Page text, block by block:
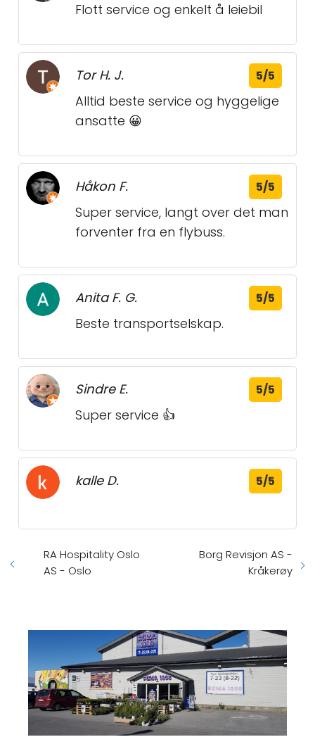
Flott service og enkelt å leiebil
Tor H. J. 5/5
Alltid beste service og hyggelige
ansatte 😀
Håkon F. 5/5
Super service, langt over det man
forventer fra en flybuss.
Anita F. G. 5/5
Beste transportselskap.
Sindre E. 5/5
Super service 👍
kalle D. 5/5
RA Hospitality Oslo
AS - Oslo
Borg Revisjon AS -
Kråkerøy